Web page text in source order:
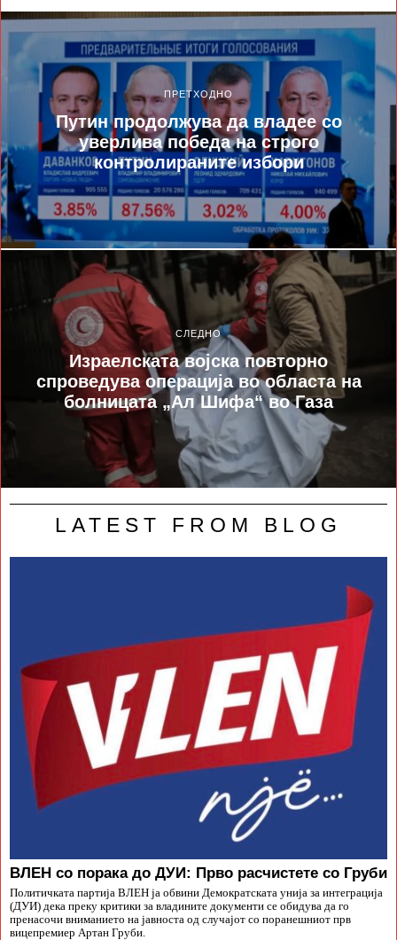
ПРЕТХОДНО
Путин продолжува да владее со
уверлива победа на строго
контролираните избори
СЛЕДНО
Израелската војска повторно
спроведува операција во областа на
болницата „Ал Шифа“ во Газа
LATEST FROM BLOG
ВЛЕН со порака до ДУИ: Прво расчистете со Груби
Политичката партија ВЛЕН ја обвини Демократската унија за интеграција
(ДУИ) дека преку критики за владините документи се обидува да го
пренасочи вниманието на јавноста од случајот со поранешниот прв
вицепремиер Артан Груби.